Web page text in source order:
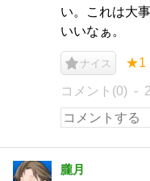
い。これは大
いいなぁ。
ナイス ★1
コメント(0)
朧月